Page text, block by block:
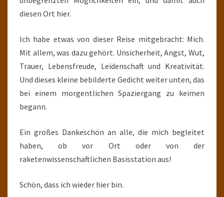
diesen Ort hier.
Ich habe etwas von dieser Reise mitgebracht: Mich.
Mit allem, was dazu gehört. Unsicherheit, Angst, Wut,
Trauer, Lebensfreude, Leidenschaft und Kreativität.
Und dieses kleine bebilderte Gedicht weiter unten, das
bei einem morgentlichen Spaziergang zu keimen
begann.
Ein großes Dankeschön an alle, die mich begleitet
haben, ob vor Ort oder von der
raketenwissenschaftlichen Basisstation aus!
Schön, dass ich wieder hier bin.